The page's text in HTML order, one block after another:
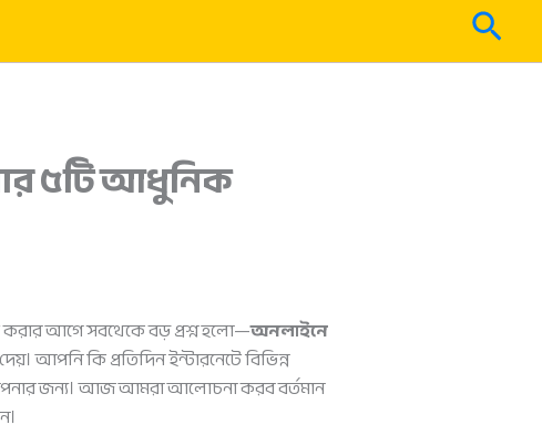
৫টি আধুনিক
করার আগে সবথেকে বড় প্রশ্ন হলো—অনলাইনে
আপনি কি প্রতিদিন ইন্টারনেটে বিভিন্ন
আপনার জন্য। আজ আমরা আলোচনা করব বর্তমান